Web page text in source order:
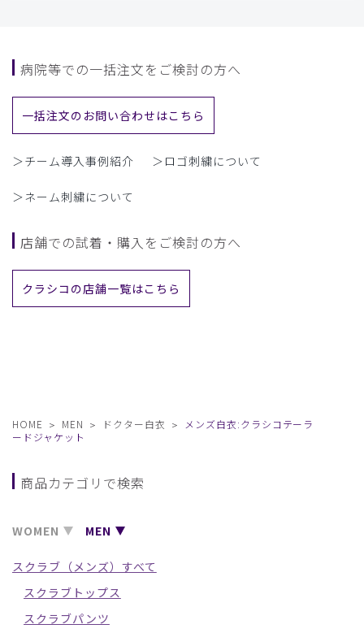
病院等での一括注文をご検討の方へ
一括注文のお問い合わせはこちら
＞チーム導入事例紹介 ＞ロゴ刺繍について
＞ネーム刺繍について
店舗での試着・購入をご検討の方へ
クラシコの店舗一覧はこちら
HOME MEN ドクター白衣
メンズ白衣:クラシコテーラ
ードジャケット
商品カテゴリで検索
WOMEN MEN
スクラブ（メンズ）すべて
スクラブトップス
スクラブパンツ